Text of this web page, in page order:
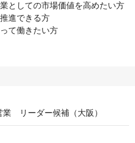
としての市場価値を高めたい方
進できる方
て働きたい方
リーダー候補（大阪）